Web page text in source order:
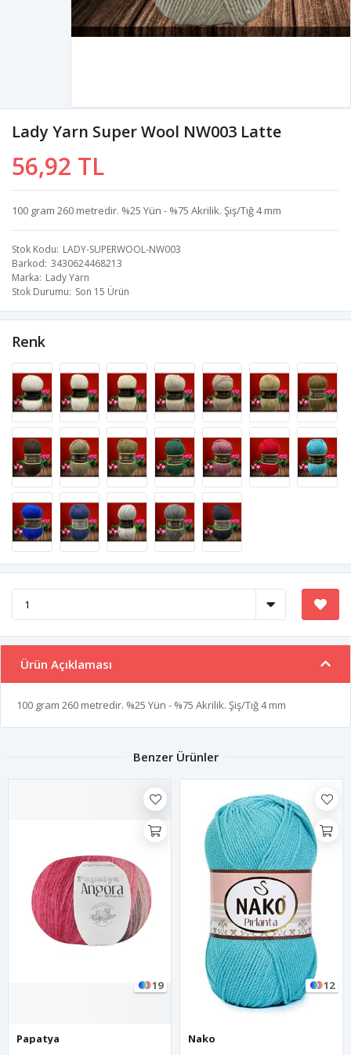
Lady Yarn Super Wool NW003 Latte
56,92 TL
100 gram 260 metredir. %25 Yün - %75 Akrilik. Şiş/Tığ 4 mm
Stok Kodu LADY-SUPERWOOL-NW003
Barkod 3430624468213
Marka Lady Yarn
Stok Durumu Son 15 Ürün
Renk
Ürün Açıklaması
100 gram 260 metredir. %25 Yün - %75 Akrilik. Şiş/Tığ 4 mm
Benzer Ürünler
19
Papatya
12
Nako